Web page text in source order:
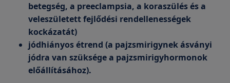
betegség, a preeclampsia, a koraszülés és a
veleszületett fejlődési rendellenességek
kockázatát)
jódhiányos étrend (a pajzsmirigynek ásványi
jódra van szüksége a pajzsmirigyhormonok
előállításához).